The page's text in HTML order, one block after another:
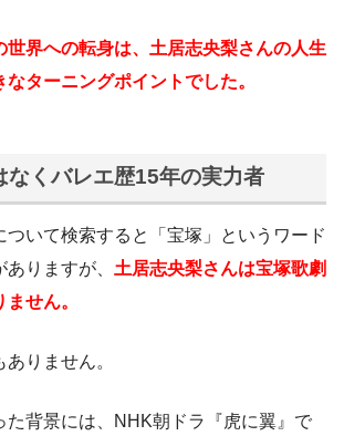
世界への転身は、土居志央梨さんの人生
ターニングポイントでした。
なくバレエ歴15年の実力者
ついて検索すると「宝塚」というワード
りますが、 土居志央梨さんは宝塚歌劇
せん。
りません。
た背景には、NHK朝ドラ『虎に翼』で